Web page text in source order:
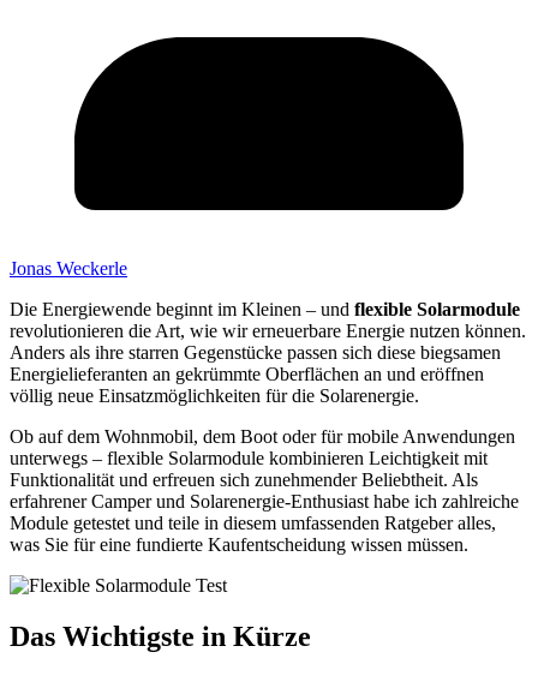
Jonas Weckerle
Die Energiewende beginnt im Kleinen – und flexible Solarmodule
revolutionieren die Art, wie wir erneuerbare Energie nutzen können.
Anders als ihre starren Gegenstücke passen sich diese biegsamen
Energielieferanten an gekrümmte Oberflächen an und eröffnen
völlig neue Einsatzmöglichkeiten für die Solarenergie.
Ob auf dem Wohnmobil, dem Boot oder für mobile Anwendungen
unterwegs – flexible Solarmodule kombinieren Leichtigkeit mit
Funktionalität und erfreuen sich zunehmender Beliebtheit. Als
erfahrener Camper und Solarenergie-Enthusiast habe ich zahlreiche
Module getestet und teile in diesem umfassenden Ratgeber alles,
was Sie für eine fundierte Kaufentscheidung wissen müssen.
Das Wichtigste in Kürze